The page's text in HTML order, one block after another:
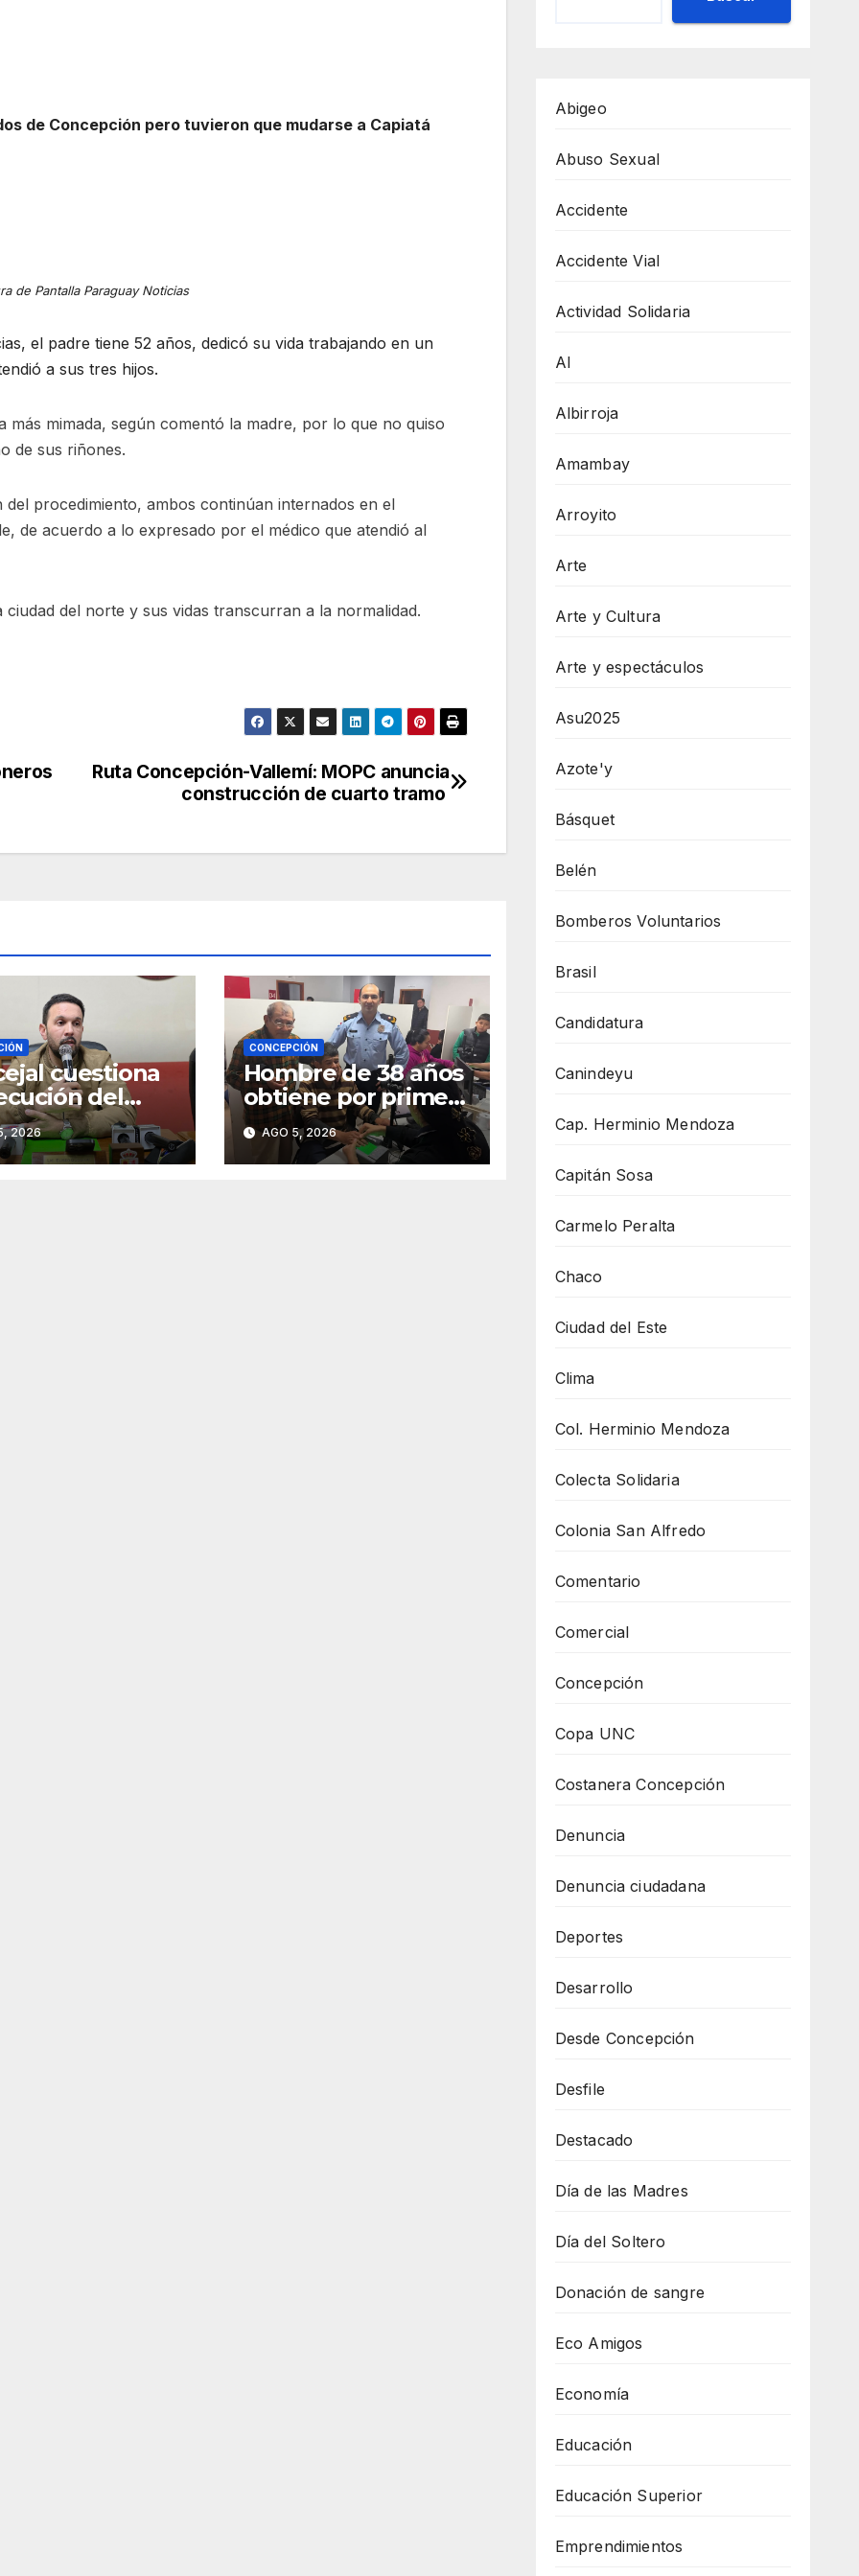
de Concepción pero tuvieron que mudarse a Capiatá
de Pantalla Paraguay Noticias
el padre tiene 52 años, dedicó su vida trabajando en un
a sus tres hijos.
mimada, según comentó la madre, por lo que no quiso
de sus riñones.
procedimiento, ambos continúan internados en el
de acuerdo a lo expresado por el médico que atendió al
del norte y sus vidas transcurran a la normalidad.
Ruta Concepción-Vallemí: MOPC anuncia
construcción de cuarto tramo
cuestiona
del
y pide
participación
2026
CONCEPCIÓN
Hombre de 38 años
obtiene por primera
vez su cédula de
identidad en
Concepción
AGO 5, 2026
Abigeo
Abuso Sexual
Accidente
Accidente Vial
Actividad Solidaria
AI
Albirroja
Amambay
Arroyito
Arte
Arte y Cultura
Arte y espectáculos
Asu2025
Azote'y
Básquet
Belén
Bomberos Voluntarios
Brasil
Candidatura
Canindeyu
Cap. Herminio Mendoza
Capitán Sosa
Carmelo Peralta
Chaco
Ciudad del Este
Clima
Col. Herminio Mendoza
Colecta Solidaria
Colonia San Alfredo
Comentario
Comercial
Concepción
Copa UNC
Costanera Concepción
Denuncia
Denuncia ciudadana
Deportes
Desarrollo
Desde Concepción
Desfile
Destacado
Día de las Madres
Día del Soltero
Donación de sangre
Eco Amigos
Economía
Educación
Educación Superior
Emprendimientos